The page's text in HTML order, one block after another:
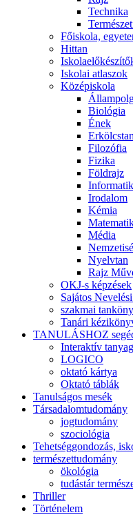
Technika
Főiskola,
Hittan
Iskolai atlaszok
Középiskola
Biológia
Ének
Erkölcstan
Filozófia
Fizika
Földrajz
Irodalom
Kémia
Média
Nyelvtan
Rajz
OKJ-s képzések
Sajátos
szakmai
Tanári
TANULÁSHOZ
Interaktív
LOGICO
oktató kártya
Oktató táblák
Tanulságos mesék
Társadalomtudomány
jogtudomány
szociológia
Tehetséggondozás,
természettudomány
ökológia
tudástár
Thriller
Történelem